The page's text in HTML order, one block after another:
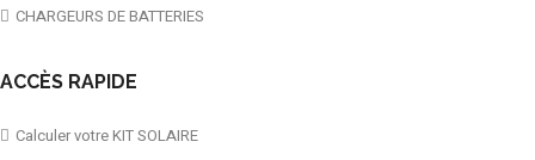
CHARGEURS DE BATTERIES
ACCÈS RAPIDE
Calculer votre KIT SOLAIRE